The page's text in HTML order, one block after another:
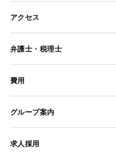
アクセス
弁護士・税理士
費用
グループ案内
求人採用